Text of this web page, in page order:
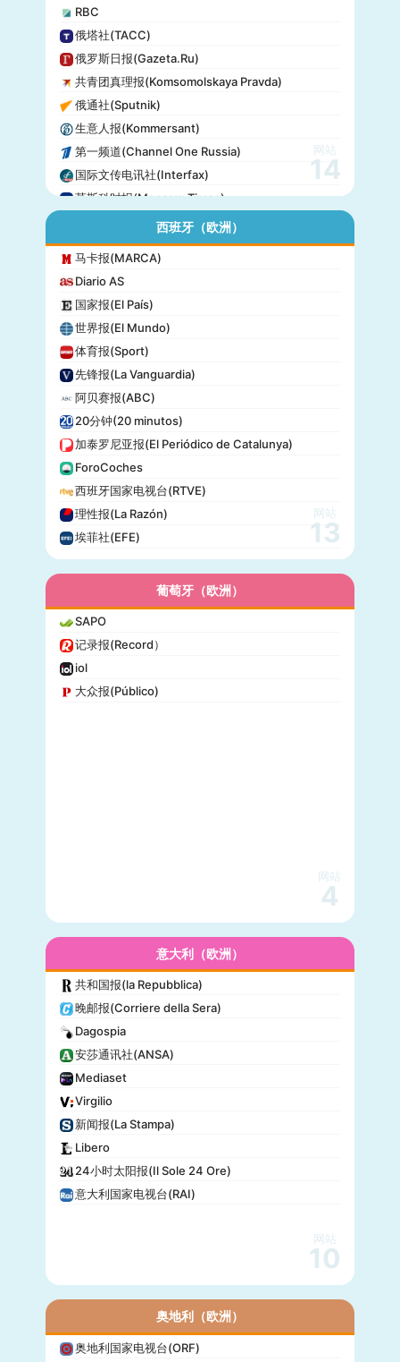
RBC
俄塔社(TACC)
俄罗斯日报(Gazeta.Ru)
共青团真理报(Komsomolskaya Pravda)
俄通社(Sputnik)
生意人报(Kommersant)
第一频道(Channel One Russia)
国际文传电讯社(Interfax)
莫斯科时报(Moscow Times)
网站
14
西班牙（欧洲）
马卡报(MARCA)
Diario AS
国家报(El País)
世界报(El Mundo)
体育报(Sport)
先锋报(La Vanguardia)
阿贝赛报(ABC)
20分钟(20 minutos)
加泰罗尼亚报(El Periódico de Catalunya)
ForoCoches
西班牙国家电视台(RTVE)
理性报(La Razón)
埃菲社(EFE)
网站
13
葡萄牙（欧洲）
SAPO
记录报(Record）
iol
大众报(Público)
网站
4
意大利（欧洲）
共和国报(la Repubblica)
晚邮报(Corriere della Sera)
Dagospia
安莎通讯社(ANSA)
Mediaset
Virgilio
新闻报(La Stampa)
Libero
24小时太阳报(Il Sole 24 Ore)
意大利国家电视台(RAI)
网站
10
奥地利（欧洲）
奥地利国家电视台(ORF)